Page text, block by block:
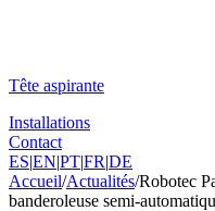
Tête aspirante
Installations
Contact
ES|EN|PT|FR|DE
Accueil/Actualités/Robotec
banderoleuse semi-